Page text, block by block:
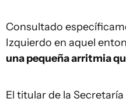
Consultado
Izquierdo en aquel
una pequeña arritmia
El titular de la